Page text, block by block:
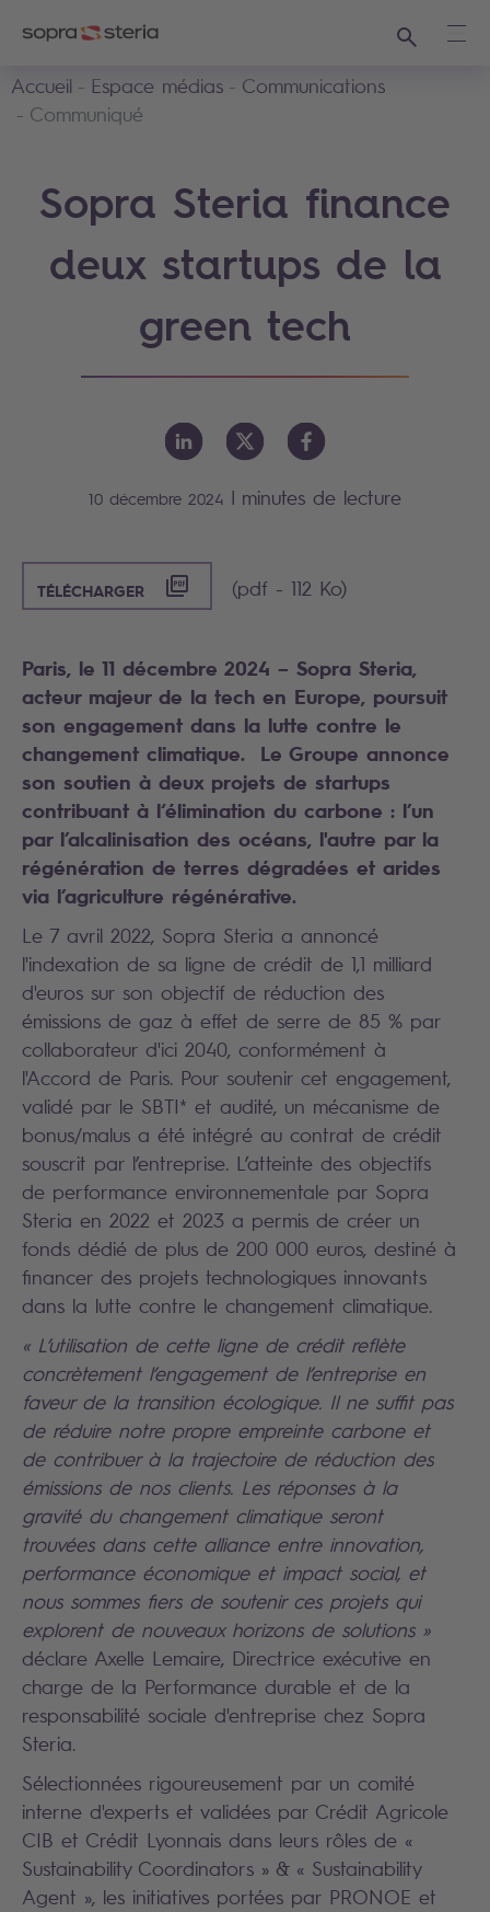
Recherche
Accueil
Espace médias
Communications
Communiqué
Sopra Steria finance
deux startups de la
green tech
10 décembre 2024 | minutes de lecture
TÉLÉCHARGER ([PDF] - 112 KO)
(pdf - 112 Ko)
Paris, le 11 décembre 2024 – Sopra Steria,
acteur majeur de la tech en Europe, poursuit
son engagement dans la lutte contre le
changement climatique. Le Groupe annonce
son soutien à deux projets de startups
contribuant à l‘élimination du carbone : l’un
par l’alcalinisation des océans, l'autre par la
régénération de terres dégradées et arides
via l’agriculture régénérative.
Le 7 avril 2022, Sopra Steria a annoncé
l'indexation de sa ligne de crédit de 1,1 milliard
d'euros sur son objectif de réduction des
émissions de gaz à effet de serre de 85 % par
collaborateur d'ici 2040, conformément à
l'Accord de Paris. Pour soutenir cet engagement,
validé par le SBTI* et audité, un mécanisme de
bonus/malus a été intégré au contrat de crédit
souscrit par l’entreprise. L’atteinte des objectifs
de performance environnementale par Sopra
Steria en 2022 et 2023 a permis de créer un
fonds dédié de plus de 200 000 euros, destiné à
financer des projets technologiques innovants
dans la lutte contre le changement climatique.
« L’utilisation de cette ligne de crédit reflète
concrètement l’engagement de l’entreprise en
faveur de la transition écologique. Il ne suffit pas
de réduire notre propre empreinte carbone et
de contribuer à la trajectoire de réduction des
émissions de nos clients. Les réponses à la
gravité du changement climatique seront
trouvées dans cette alliance entre innovation,
performance économique et impact social, et
nous sommes fiers de soutenir ces projets qui
explorent de nouveaux horizons de solutions »
déclare Axelle Lemaire, Directrice exécutive en
charge de la Performance durable et de la
responsabilité sociale d'entreprise chez Sopra
Steria.
Sélectionnées rigoureusement par un comité
interne d'experts et validées par Crédit Agricole
CIB et Crédit Lyonnais dans leurs rôles de «
Sustainability Coordinators » & « Sustainability
Agent », les initiatives portées par PRONOE et